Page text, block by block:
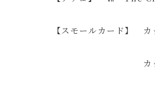
【スモールカード】
カップ３